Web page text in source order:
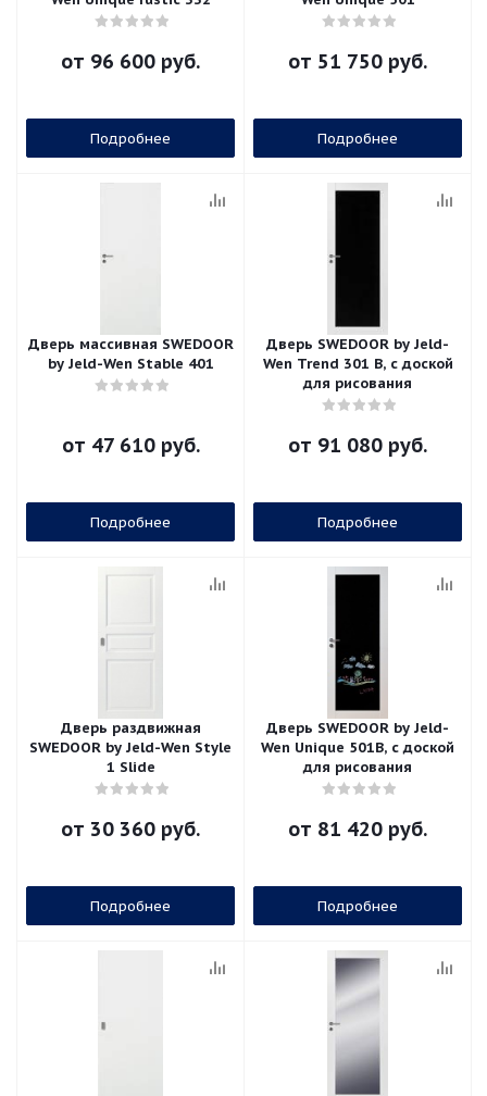
от 96 600 руб.
Подробнее
от 51 750 руб.
Подробнее
Дверь массивная SWEDOOR
by Jeld-Wen Stable 401
от 47 610 руб.
Подробнее
Дверь SWEDOOR by Jeld-
Wen Trend 301 B, с доской
для рисования
от 91 080 руб.
Подробнее
Дверь раздвижная
SWEDOOR by Jeld-Wen Style
1 Slide
от 30 360 руб.
Подробнее
Дверь SWEDOOR by Jeld-
Wen Unique 501B, с доской
для рисования
от 81 420 руб.
Подробнее